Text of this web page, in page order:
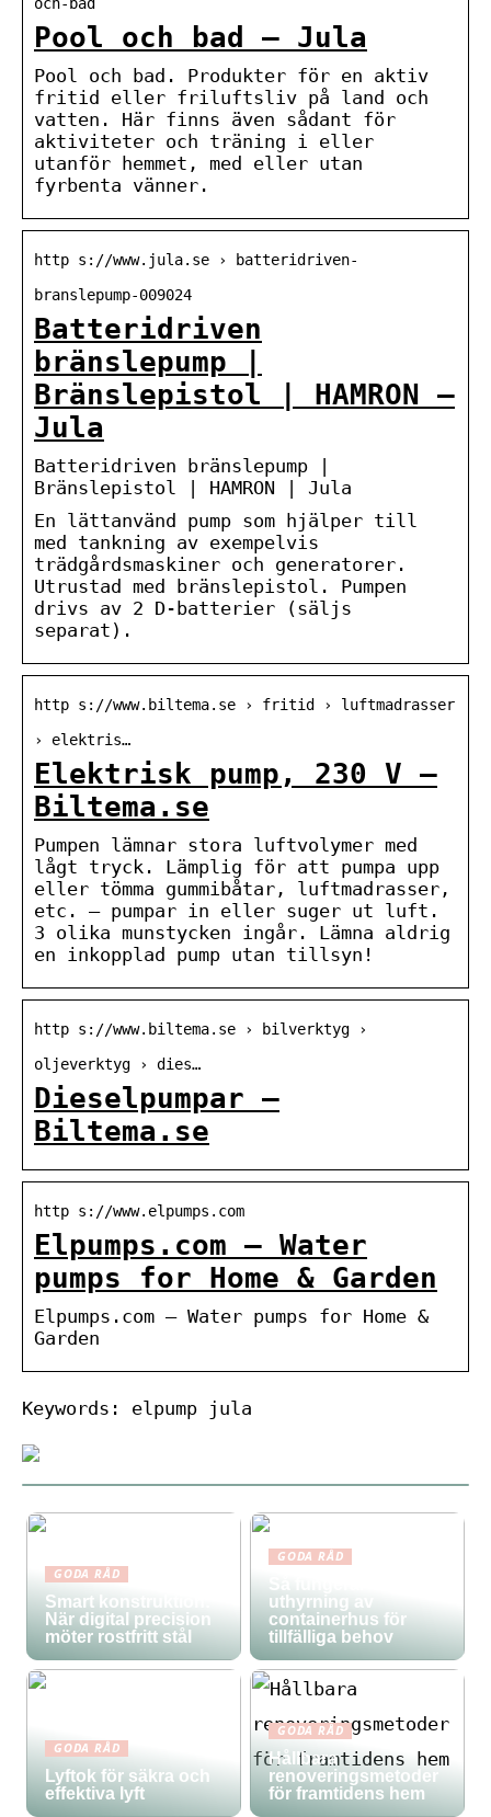
Pool och bad – Jula
Pool och bad. Produkter för en aktiv
fritid eller friluftsliv på land och
vatten. Här finns även sådant för
aktiviteter och träning i eller
utanför hemmet, med eller utan
fyrbenta vänner.
http s://www.jula.se › batteridriven-
branslepump-009024
Batteridriven
bränslepump |
Bränslepistol | HAMRON –
Jula
Batteridriven bränslepump |
Bränslepistol | HAMRON | Jula
En lättanvänd pump som hjälper till
med tankning av exempelvis
trädgårdsmaskiner och generatorer.
Utrustad med bränslepistol. Pumpen
drivs av 2 D-batterier (säljs
separat).
http s://www.biltema.se › fritid › luftmadrasser
› elektris…
Elektrisk pump, 230 V –
Biltema.se
Pumpen lämnar stora luftvolymer med
lågt tryck. Lämplig för att pumpa upp
eller tömma gummibåtar, luftmadrasser,
etc. – pumpar in eller suger ut luft.
3 olika munstycken ingår. Lämna aldrig
en inkopplad pump utan tillsyn!
http s://www.biltema.se › bilverktyg ›
oljeverktyg › dies…
Dieselpumpar –
Biltema.se
http s://www.elpumps.com
Elpumps.com – Water
pumps for Home & Garden
Elpumps.com – Water pumps for Home &
Garden
Keywords: elpump jula
GODA RÅD
Smart konstruktion:
När digital precision
möter rostfritt stål
GODA RÅD
uthyrning av
containerhus för
tillfälliga behov
GODA RÅD
Lyftok för säkra och
effektiva lyft
GODA RÅD
Hållbara
renoveringsmetoder
för framtidens hem